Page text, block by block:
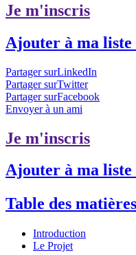
Je m'inscris
Ajouter à ma liste
Partager surLinkedIn
Partager surTwitter
Partager surFacebook
Envoyer à un ami
Je m'inscris
Ajouter à ma liste
Table des matières
Introduction
Le Projet